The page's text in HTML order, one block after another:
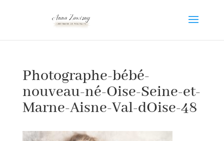
Photographe-bébé-
nouveau-né-Oise-Seine-et-
Marne-Aisne-Val-dOise-48